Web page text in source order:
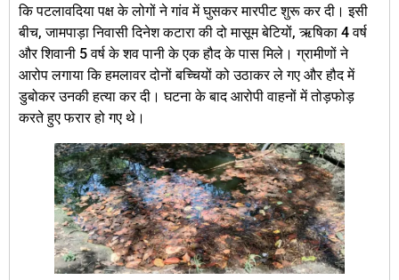
कि पटलावदिया पक्ष के लोगों ने गांव में घुसकर मारपीट शुरू कर दी। इसी
बीच, जामपाड़ा निवासी दिनेश कटारा की दो मासूम बेटियों, ऋषिका 4 वर्ष
और शिवानी 5 वर्ष के शव पानी के एक हौद के पास मिले। ग्रामीणों ने
आरोप लगाया कि हमलावर दोनों बच्चियों को उठाकर ले गए और हौद में
डुबोकर उनकी हत्या कर दी। घटना के बाद आरोपी वाहनों में तोड़फोड़
करते हुए फरार हो गए थे।